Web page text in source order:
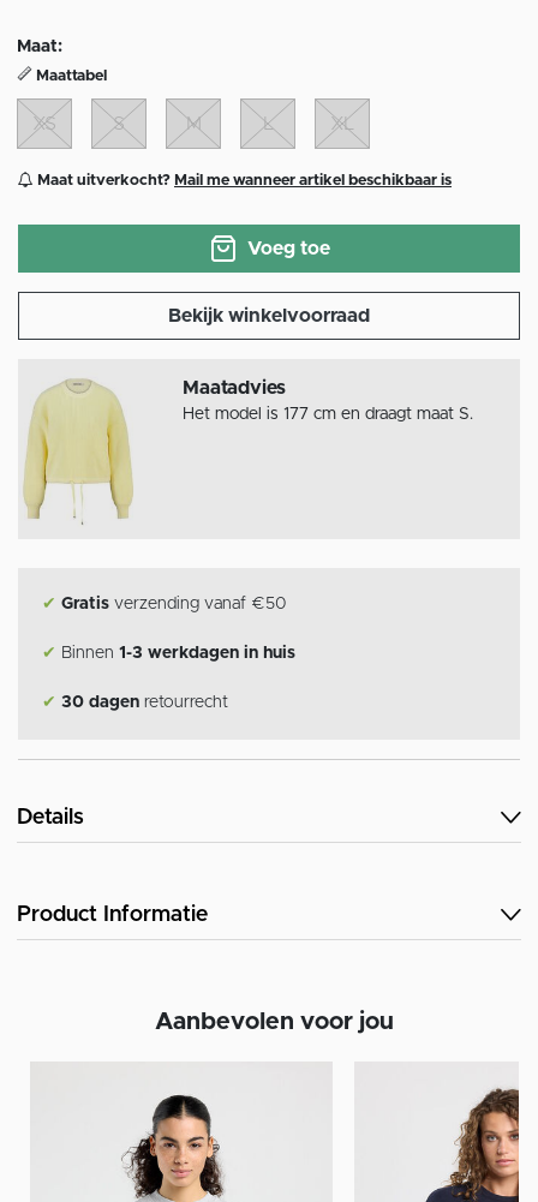
Maat:
Maattabel
XS S M L XL
Maat uitverkocht? Mail me wanneer artikel beschikbaar is
Voeg toe
Bekijk winkelvoorraad
Maatadvies
Het model is 177 cm en draagt maat S.
✔ Gratis verzending vanaf €50
✔ Binnen 1-3 werkdagen in huis
✔ 30 dagen retourrecht
Details
Product Informatie
Aanbevolen voor jou